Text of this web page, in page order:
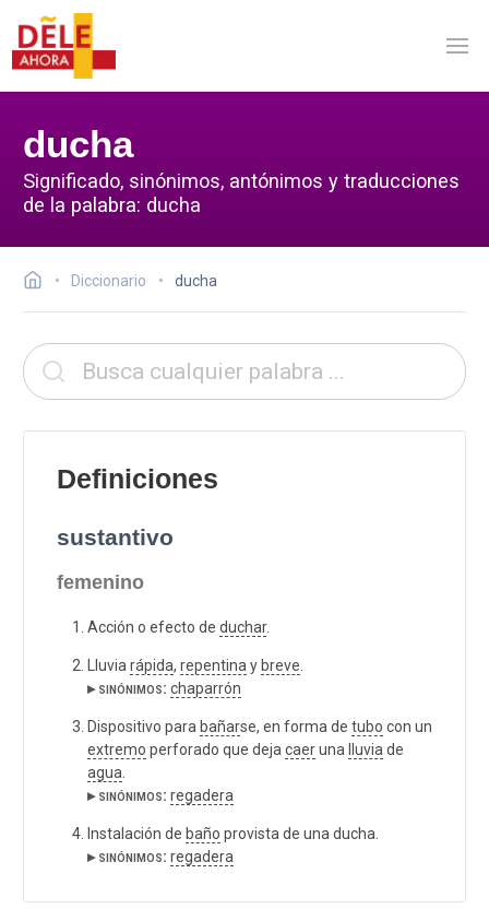
ducha
Significado, sinónimos, antónimos y traducciones
de la palabra: ducha
Diccionario ducha
Definiciones
sustantivo
femenino
Acción o efecto de duchar.
Lluvia rápida, repentina y breve
▸ sinónimos: chaparrón
Dispositivo para bañarse, en forma de tubo con un
extremo perforado que deja caeruna lluvia de
agua
▸ sinónimos: regadera
Instalación de baño provista de una ducha.
▸ sinónimos: regadera